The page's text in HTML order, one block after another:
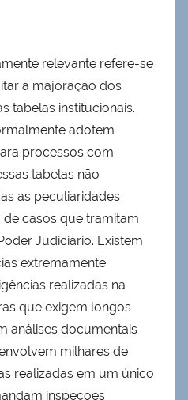
relevante refere-se
a majoração dos
tabelas institucionais.
adotem
processos com
tabelas não
as peculiaridades
de casos que tramitam
Judiciário. Existem
extremamente
realizadas na
que exigem longos
análises documentais
milhares de
realizadas em um único
inspeções